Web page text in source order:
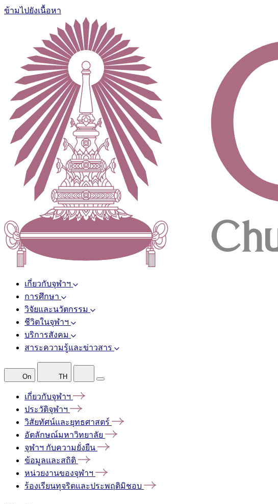
ข้ามไปยังเนื้อหา
เกี่ยวกับจุฬาฯ
การศึกษา
วิจัยและนวัตกรรม
ชีวิตในจุฬาฯ
บริการสังคม
สาระความรู้และข่าวสาร
On TH
เกี่ยวกับจุฬาฯ
ประวัติจุฬาฯ
วิสัยทัศน์และยุทธศาสตร์
อัตลักษณ์มหาวิทยาลัย
จุฬาฯ กับความยั่งยืน
ข้อมูลและสถิติ
หน่วยงานของจุฬาฯ
ร้องเรียนทุจริตและประพฤติมิชอบ